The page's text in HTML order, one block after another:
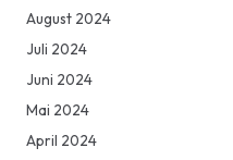
August 2024
Juli 2024
Juni 2024
Mai 2024
April 2024